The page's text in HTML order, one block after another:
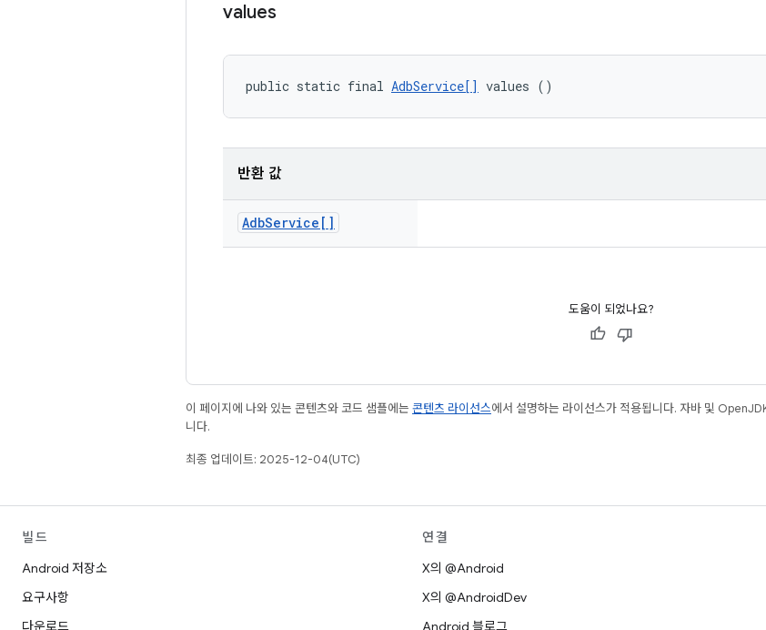
values
public static final AdbService[] values ()
반환 값
AdbService[]
도움이 되었나요?
이 페이지에 나와 있는 콘텐츠와 코드 샘플에는 콘텐츠 라이선스에서 설명하는 라이선스가 적용됩니다. 자바 및
니다.
최종 업데이트: 2025-12-04(UTC)
빌드
Android 저장소
요구사항
다운로드
연결
X의 @Android
X의 @AndroidDev
Android 블로그